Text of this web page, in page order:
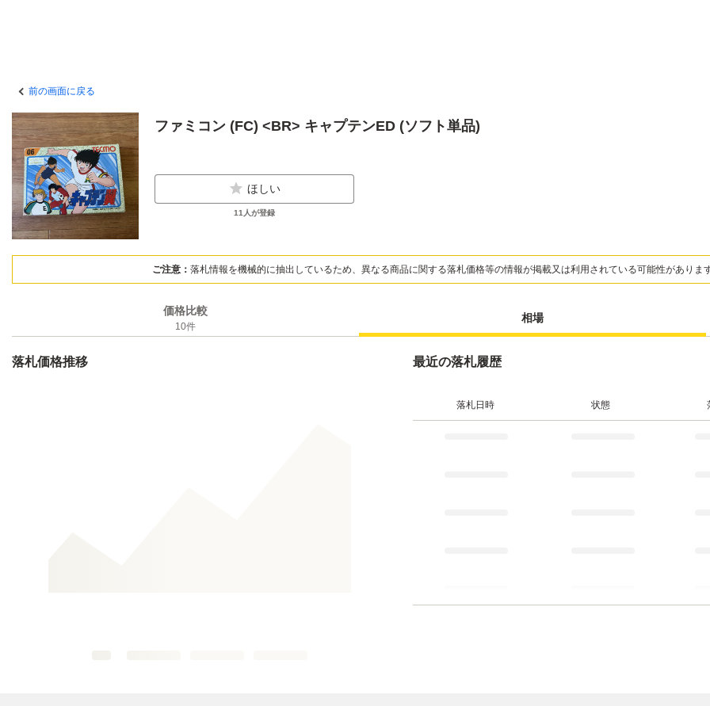
前の画面に戻る
ファミコン (FC) <BR> キャプテンED (ソフト単品)
ほしい
11 人が登録
ご注意： 落札情報を機械的に抽出しているため、異なる商品に関する落札価格等の情報が掲載又は利用されている可能性がありま
価格比較
10件
相場
落札価格推移 最近の落札履歴
落札日時 状態